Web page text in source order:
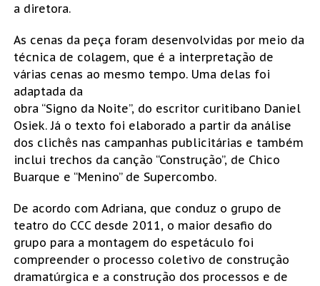
a diretora.
As cenas da peça foram desenvolvidas por meio da
técnica de colagem, que é a interpretação de
várias cenas ao mesmo tempo. Uma delas foi
adaptada da
obra “Signo da Noite”, do escritor curitibano Daniel
Osiek. Já o texto foi elaborado a partir da análise
dos clichês nas campanhas publicitárias e também
inclui trechos da canção “Construção”, de Chico
Buarque e “Menino” de Supercombo.
De acordo com Adriana, que conduz o grupo de
teatro do CCC desde 2011, o maior desafio do
grupo para a montagem do espetáculo foi
compreender o processo coletivo de construção
dramatúrgica e a construção dos processos e de